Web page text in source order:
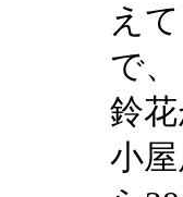
え
で
鈴
小